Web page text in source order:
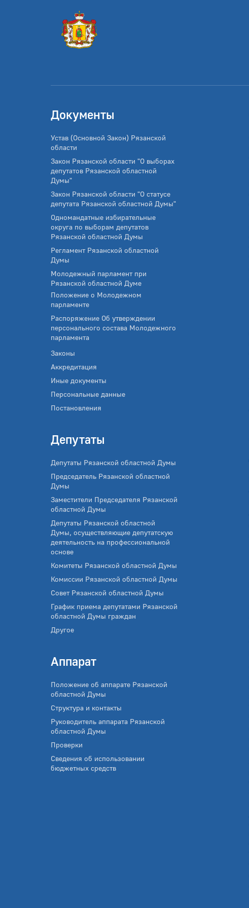
Документы
Устав (Основной Закон) Рязанской
области
Закон Рязанской области "О выборах
депутатов Рязанской областной
Думы"
Закон Рязанской области "О статусе
депутата Рязанской областной Думы"
Одномандатные избирательные
округа по выборам депутатов
Рязанской областной Думы
Регламент Рязанской областной
Думы
Молодежный парламент при
Рязанской областной Думе
Положение о Молодежном
парламенте
Распоряжение Об утверждении
персонального состава Молодежного
парламента
Законы
Аккредитация
Иные документы
Персональные данные
Постановления
Депутаты
Депутаты Рязанской областной Думы
Председатель Рязанской областной
Думы
Заместители Председателя Рязанской
областной Думы
Депутаты Рязанской областной
Думы, осуществляющие депутатскую
деятельность на профессиональной
основе
Комитеты Рязанской областной Думы
Комиссии Рязанской областной Думы
Совет Рязанской областной Думы
График приема депутатами Рязанской
областной Думы граждан
Другое
Аппарат
Положение об аппарате Рязанской
областной Думы
Структура и контакты
Руководитель аппарата Рязанской
областной Думы
Проверки
Сведения об использовании
бюджетных средств